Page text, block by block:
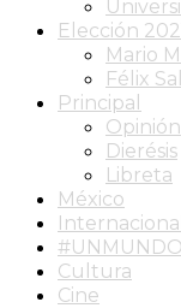
Elección
Mario
Félix
Principal
Opinión
Dierésis
Libreta
México
Internacional
Cultura
Cine